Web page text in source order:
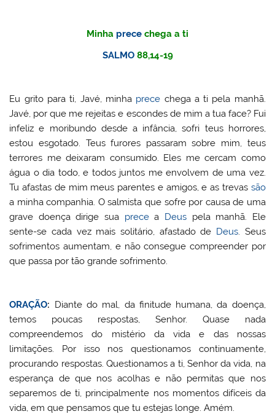
Minha prece chega a ti
SALMO88,14-19
Eu grito para ti, Javé, minha prece chega a ti pela manhã.
Javé, por que me rejeitas e escondes de mim a tua face? Fui
infeliz e moribundo desde a infância, sofri teus horrores,
estou esgotado. Teus furores passaram sobre mim, teus
terrores me deixaram consumido. Eles me cercam como
água o dia todo, e todos juntos me envolvem de uma vez.
Tu afastas de mim meus parentes e amigos, e as trevas são
a minha companhia. O salmista que sofre por causa de uma
grave doença dirige sua precea Deuspela manhã. Ele
sente-se cada vez mais solitário, afastado de Deus. Seus
sofrimentos aumentam, e não consegue compreender por
que passa por tão grande sofrimento.
ORAÇÃO: Diante do mal, da finitude humana, da doença,
temos poucas respostas, Senhor. Quase nada
compreendemos do mistério da vida e das nossas
limitações. Por isso nos questionamos continuamente,
procurando respostas. Questionamos a ti, Senhor da vida, na
esperança de que nos acolhas e não permitas que nos
separemos de ti, principalmente nos momentos difíceis da
vida, em que pensamos que tu estejas longe. Amém.